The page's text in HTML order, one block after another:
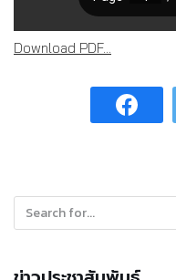
Download PDF...